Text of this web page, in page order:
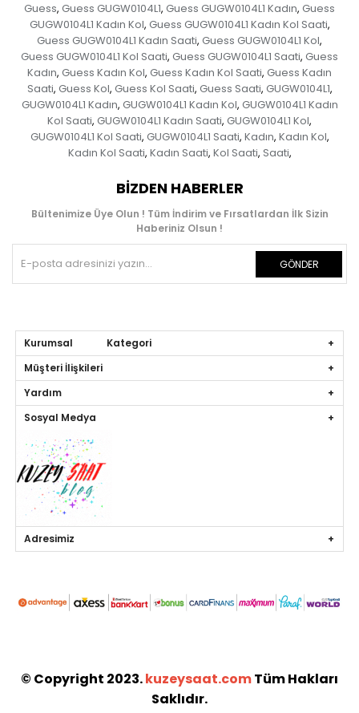
Guess, Guess GUGW0104L1, Guess GUGW0104L1 Kadın, Guess
GUGW0104L1 Kadın Kol, Guess GUGW0104L1 Kadın Kol Saati,
Guess GUGW0104L1 Kadın Saati, Guess GUGW0104L1 Kol,
Guess GUGW0104L1 Kol Saati, Guess GUGW0104L1 Saati, Guess
Kadın, Guess Kadın Kol, Guess Kadın Kol Saati, Guess Kadın
Saati, Guess Kol, Guess Kol Saati, Guess Saati, GUGW0104L1,
GUGW0104L1 Kadın, GUGW0104L1 Kadın Kol, GUGW0104L1 Kadın
Kol Saati, GUGW0104L1 Kadın Saati, GUGW0104L1 Kol,
GUGW0104L1 Kol Saati, GUGW0104L1 Saati, Kadın, Kadın Kol,
Kadın Kol Saati, Kadın Saati, Kol Saati, Saati,
BIZDEN HABERLER
Bültenimize Üye Olun ! Tüm İndirim ve Fırsatlardan İlk Sizin
Haberiniz Olsun !
GÖNDER
Kurumsal Kategori
Müşteri İlişkileri
Yardım
Sosyal Medya
Adresimiz
© Copyright 2023.kuzeysaat.comTüm Hakları
Saklıdır.